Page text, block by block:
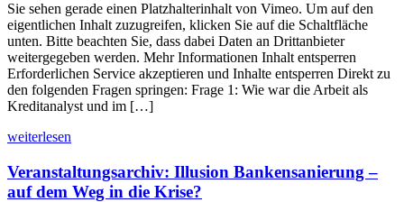
Sie sehen gerade einen Platzhalterinhalt von Vimeo. Um auf den
eigentlichen Inhalt zuzugreifen, klicken Sie auf die Schaltfläche
unten. Bitte beachten Sie, dass dabei Daten an Drittanbieter
weitergegeben werden. Mehr Informationen Inhalt entsperren
Erforderlichen Service akzeptieren und Inhalte entsperren Direkt zu
den folgenden Fragen springen: Frage 1: Wie war die Arbeit als
Kreditanalyst und im […]
weiterlesen
Veranstaltungsarchiv: Illusion Bankensanierung –
auf dem Weg in die Krise?